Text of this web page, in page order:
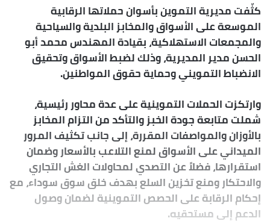
و
ن
ي
ا
كثّفت مديرية التموين بأسوان حملاتها الرقابية
الموسعة على الأسواق والمخابز البلدية والسياحية
والمجمعات الاستهلاكية، بقيادة المهندس محمد أبو
الحسن مدير المديرية، وذلك لضبط الأسواق وتحقيق
الانضباط التمويني وحماية حقوق المواطنين.
وارتكزت الحملات التموينية على عدة محاور رئيسية،
شملت متابعة جودة الخبز والتأكد من التزام المخابز
بالأوزان والمواصفات المقررة، إلى جانب تكثيف المرور
الميداني على الأسواق لمنع التلاعب بالأسعار وضمان
استقرارها، فضلاً عن التصدي لمحاولات الغش التجاري
والاحتكار ومنع تخزين السلع بهدف خلق سوق سوداء، مع
إحكام الرقابة على الحصص التموينية لضمان وصول
الدعم إلى مستحقيه.